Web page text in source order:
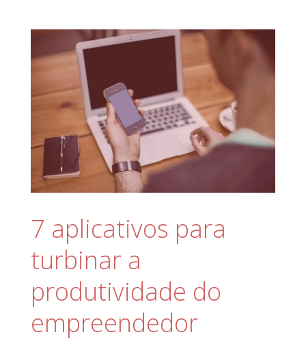
7 aplicativos para
turbinar a
produtividade do
empreendedor